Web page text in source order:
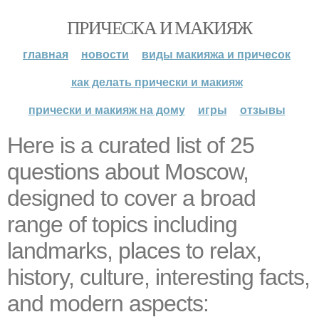
ПРИЧЕСКА И МАКИЯЖ
главная новости
виды макияжа и причесок
как делать прически и макияж
прически и макияж на дому
игры отзывы
Here is a curated list of 25
questions about Moscow,
designed to cover a broad
range of topics including
landmarks, places to relax,
history, culture, interesting facts,
and modern aspects: